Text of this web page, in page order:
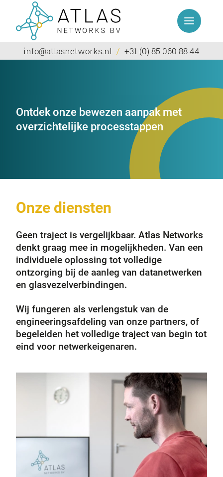
info@atlasnetworks.nl / +31 (0) 85 060 88 44
Over
Ontdek onze bewezen aanpak met
overzichtelijke processtappen
Onze diensten
Geen traject is vergelijkbaar. Atlas Networks
denkt graag mee in mogelijkheden. Van een
individuele oplossing tot volledige
ontzorging bij de aanleg van datanetwerken
en glasvezelverbindingen.
Wij fungeren als verlengstuk van de
engineeringsafdeling van onze partners, of
begeleiden het volledige traject van begin tot
eind voor netwerkeigenaren.